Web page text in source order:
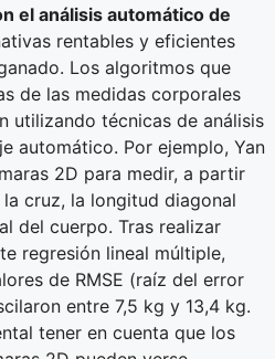
el análisis automático de
rentables y eficientes
Los algoritmos que
de las medidas corporales
utilizando técnicas de análisis
automático. Por ejemplo, Yan
2D para medir, a partir
cruz, la longitud diagonal
del cuerpo. Tras realizar
regresión lineal múltiple,
de RMSE (raíz del error
entre 7,5 kg y 13,4 kg.
tener en cuenta que los